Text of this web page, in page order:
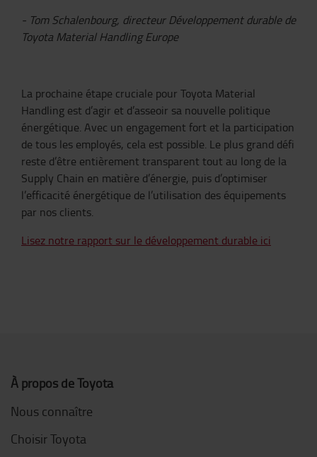
- Tom Schalenbourg, directeur Développement durable de
Toyota Material Handling Europe
La prochaine étape cruciale pour Toyota Material
Handling est d’agir et d’asseoir sa nouvelle politique
énergétique. Avec un engagement fort et la participation
de tous les employés, cela est possible. Le plus grand défi
reste d’être entièrement transparent tout au long de la
Supply Chain en matière d’énergie, puis d’optimiser
l’efficacité énergétique de l’utilisation des équipements
par nos clients.
Lisez notre rapport sur le développement durable ici
À propos de Toyota
Nous connaître
Choisir Toyota